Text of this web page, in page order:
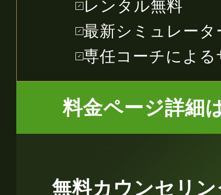
✓ レンタル無料
✓ 最新シミュレータ
✓ 専任コーチによる
料金ページ詳細
無料カウンセリ